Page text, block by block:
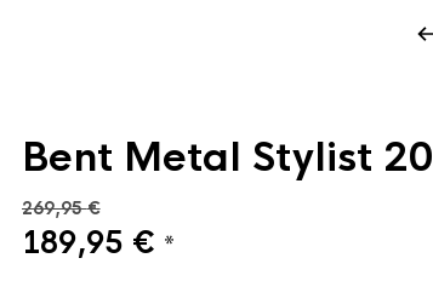
Bent Metal Stylist
269,95€
Ursprünglicher
189,95 €Aktueller
*